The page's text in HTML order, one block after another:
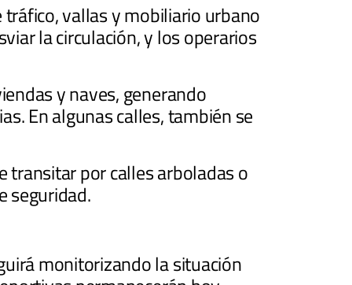
vallas y mobiliario urbano
la circulación, y los operarios
y naves, generando
En algunas calles, también se
transitar por calles arboladas o
seguridad.
monitorizando la situación